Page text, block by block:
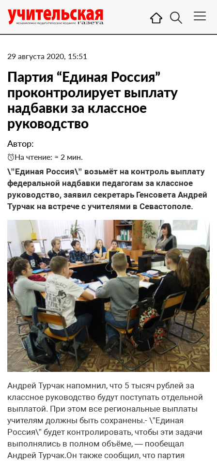
29 августа 2020, 15:51
​Партия “Единая Россия”
проконтролирует выплату
надбавки за классное
руководство
Автор:
На чтение: ≈ 2 мин.
\”Единая Россия\” возьмёт на контроль выплату
федеральной надбавки педагогам за классное
руководство, заявил секретарь Генсовета Андрей
Турчак на встрече с учителями в Севастополе.
Андрей Турчак напомнил, что 5 тысяч рублей за
классное руководство будут поступать отдельной
выплатой. При этом все региональные выплаты
учителям должны быть сохранены.- \”Единая
Россия\” будет контролировать, чтобы эти задачи
выполнялись в полном объёме, — пообещал
Андрей Турчак.Он также сообщил, что партия